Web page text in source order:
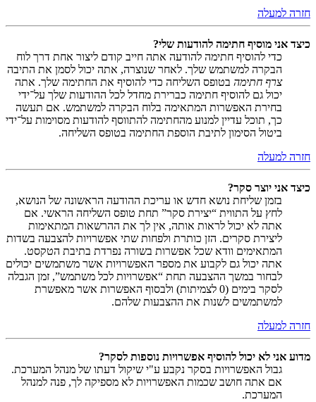
חזרה למעלה
כיצד אני מוסיף חתימה להודעות שלי?
כדי להוסיף חתימה להודעה אתה חייב קודם ליצור אחת דרך לוח
הבקרה למשתמש שלך. לאחר שנוצרה, אתה יכול לסמן את התיבה
צרף חתימה בטופס השליחה כדי להוסיף את החתימה שלך. אתה
יכול גם להוסיף חתימה כברירת מחדל לכל ההודעות שלך על־ידי
בחירת האפשרות המתאימה בלוח הבקרה למשתמש. אם תעשה
כך, תוכל עדיין למנוע מהחתימה להתווסף להודעות מסוימות על־ידי
ביטול הסימון לתיבת הוספת החתימה בטופס השליחה.
חזרה למעלה
כיצד אני יוצר סקר?
בזמן שליחת נושא חדש או עריכת ההודעה הראשונה של הנושא,
לחץ על התווית “יצירת סקר” תחת טופס השליחה הראשי. אם
אתה לא יכול לראות אותה, אין לך את ההרשאות המתאימות
ליצירת סקרים. הזן כותרת ולפחות שתי אפשרויות להצבעה בשדות
המתאימים וודא שכל אפשרות בשורה נפרדת בתיבת הטקסט.
אתה יכול גם לקבוע את מספר האפשרויות אשר משתמשים יכולים
לבחור במשך ההצבעה תחת “אפשרויות לכל משתמש”, זמן הגבלה
לסקר בימים (0 לצמיתות) ולבסוף האפשרות אשר מאפשרת
למשתמשים לשנות את ההצבעות שלהם.
חזרה למעלה
מדוע אני לא יכול להוסיף אפשרויות נוספות לסקר?
גבול האפשרויות בסקר נקבע ע"י שיקול דעתו של מנהל המערכת.
אם אתה חושב שכמות האפשרויות לא מספיקה לך, פנה למנהל
המערכת.